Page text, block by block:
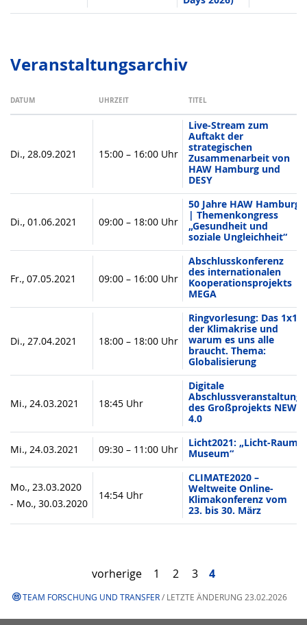
Veranstaltungsarchiv
DATUM UHRZEIT TITEL
Di., 28.09.2021 15:00 – 16:00 Uhr
Live-Stream zum
Auftakt der
strategischen
Zusammenarbeit von
HAW Hamburg und
DESY
Di., 01.06.2021 09:00 – 18:00 Uhr
50 Jahre HAW Hamburg
| Themenkongress
„Gesundheit und
soziale Ungleichheit“
Fr., 07.05.2021 09:00 – 16:00 Uhr
Abschlusskonferenz
des internationalen
Kooperationsprojekts
MEGA
Di., 27.04.2021 18:00 – 18:00 Uhr
Ringvorlesung: Das 1x1
der Klimakrise und
warum es uns alle
braucht. Thema:
Globalisierung
Mi., 24.03.2021 18:45 Uhr
Digitale
Abschlussveranstaltung
des Großprojekts NEW
4.0
Mi., 24.03.2021 09:30 – 11:00 Uhr
Licht2021: „Licht-Raum-
Museum“
Mo., 23.03.2020
- Mo., 30.03.2020
14:54 Uhr
CLIMATE2020 –
Weltweite Online-
Klimakonferenz vom
23. bis 30. März
vorherige 1 2 3 4
TEAM FORSCHUNG UND TRANSFER/ LETZTE ÄNDERUNG 23.02.2026